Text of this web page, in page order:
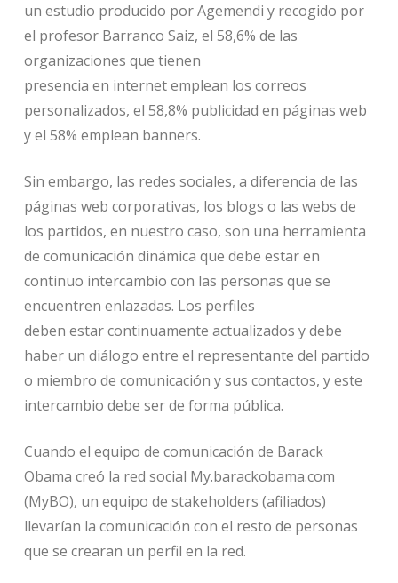
un estudio producido por Agemendi y recogido por
el profesor Barranco Saiz, el 58,6% de las
organizaciones que tienen
presencia en internet emplean los correos
personalizados, el 58,8% publicidad en páginas web
y el 58% emplean banners.
Sin embargo, las redes sociales, a diferencia de las
páginas web corporativas, los blogs o las webs de
los partidos, en nuestro caso, son una herramienta
de comunicación dinámica que debe estar en
continuo intercambio con las personas que se
encuentren enlazadas. Los perfiles
deben estar continuamente actualizados y debe
haber un diálogo entre el representante del partido
o miembro de comunicación y sus contactos, y este
intercambio debe ser de forma pública.
Cuando el equipo de comunicación de Barack
Obama creó la red social My.barackobama.com
(MyBO), un equipo de stakeholders (afiliados)
llevarían la comunicación con el resto de personas
que se crearan un perfil en la red.